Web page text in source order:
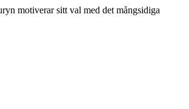
motiverar sitt val med det mångsidiga